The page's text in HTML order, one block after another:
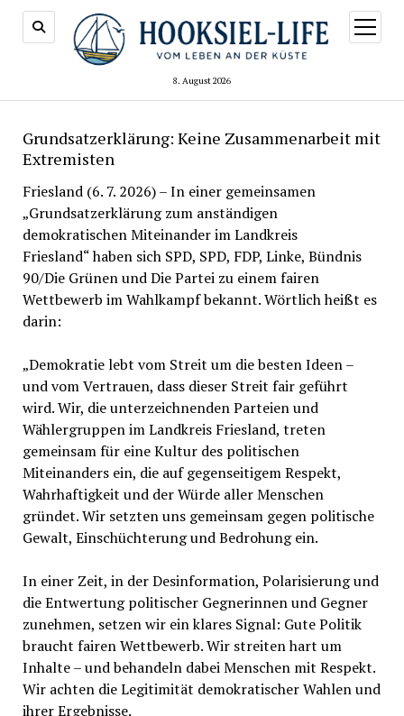
8. August 2026
Menü
öffnen
Grundsatzerklärung: Keine Zusammenarbeit mit
Extremisten
Friesland (6. 7. 2026) – In einer gemeinsamen
„Grundsatzerklärung zum anständigen
demokratischen Miteinander im Landkreis
Friesland“ haben sich SPD, SPD, FDP, Linke, Bündnis
90/Die Grünen und Die Partei zu einem fairen
Wettbewerb im Wahlkampf bekannt. Wörtlich heißt es
darin:
„Demokratie lebt vom Streit um die besten Ideen –
und vom Vertrauen, dass dieser Streit fair geführt
wird. Wir, die unterzeichnenden Parteien und
Wählergruppen im Landkreis Friesland, treten
gemeinsam für eine Kultur des politischen
Miteinanders ein, die auf gegenseitigem Respekt,
Wahrhaftigkeit und der Würde aller Menschen
gründet. Wir setzten uns gemeinsam gegen politische
Gewalt, Einschüchterung und Bedrohung ein.
In einer Zeit, in der Desinformation, Polarisierung und
die Entwertung politischer Gegnerinnen und Gegner
zunehmen, setzen wir ein klares Signal: Gute Politik
braucht fairen Wettbewerb. Wir streiten hart um
Inhalte – und behandeln dabei Menschen mit Respekt.
Wir achten die Legitimität demokratischer Wahlen und
ihrer Ergebnisse.